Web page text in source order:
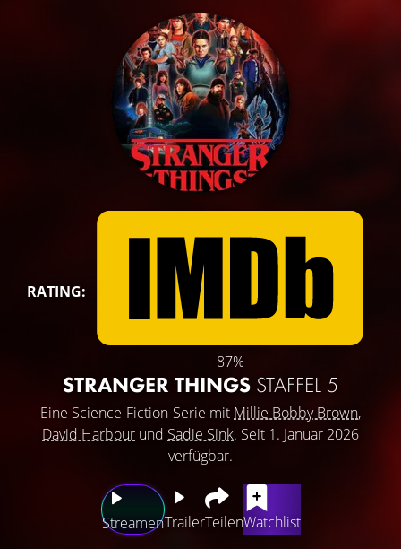
RATING:
87%
STRANGER THINGS STAFFEL 5
Eine Science-Fiction-Serie mit Millie Bobby Brown,
David Harbour und Sadie Sink. Seit 1. Januar 2026
verfügbar.
StreamenTrailerTeilenWatchlist